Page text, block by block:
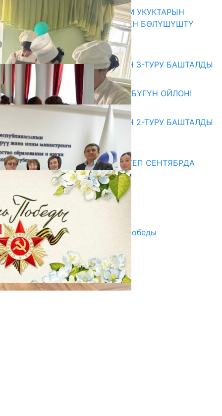
КЫРГЫЗ ЭКСПЕРТТЕРИ АДАМ УКУКТАРЫН
ОКУТУУ ТАЖРЫЙБАСЫ МЕНЕН БӨЛҮШҮШТҮ
06.08.2026
Абитуриент
ЖОЖДОРГО КАБЫЛ АЛУУНУН 3-ТУРУ БАШТАЛДЫ
27.07.2026
ӨЗҮҢДҮН КЕЛЕЧЕГИҢ ҮЧҮН БҮГҮН ОЙЛОН!
20.07.2026
ЖОЖДОРГО КАБЫЛ АЛУУНУН 2-ТУРУ БАШТАЛДЫ
20.07.2026
Медиа
СУЗАКТА 750 ОРУНДУУ МЕКТЕП СЕНТЯБРДА
ПАЙДАЛАНУУГА БЕРИЛЕТ
07.08.2025
Улуу Жеңиштин жандуу сөзү
29.04.2025
Награды в преддверии Дня Победы
29.04.2025